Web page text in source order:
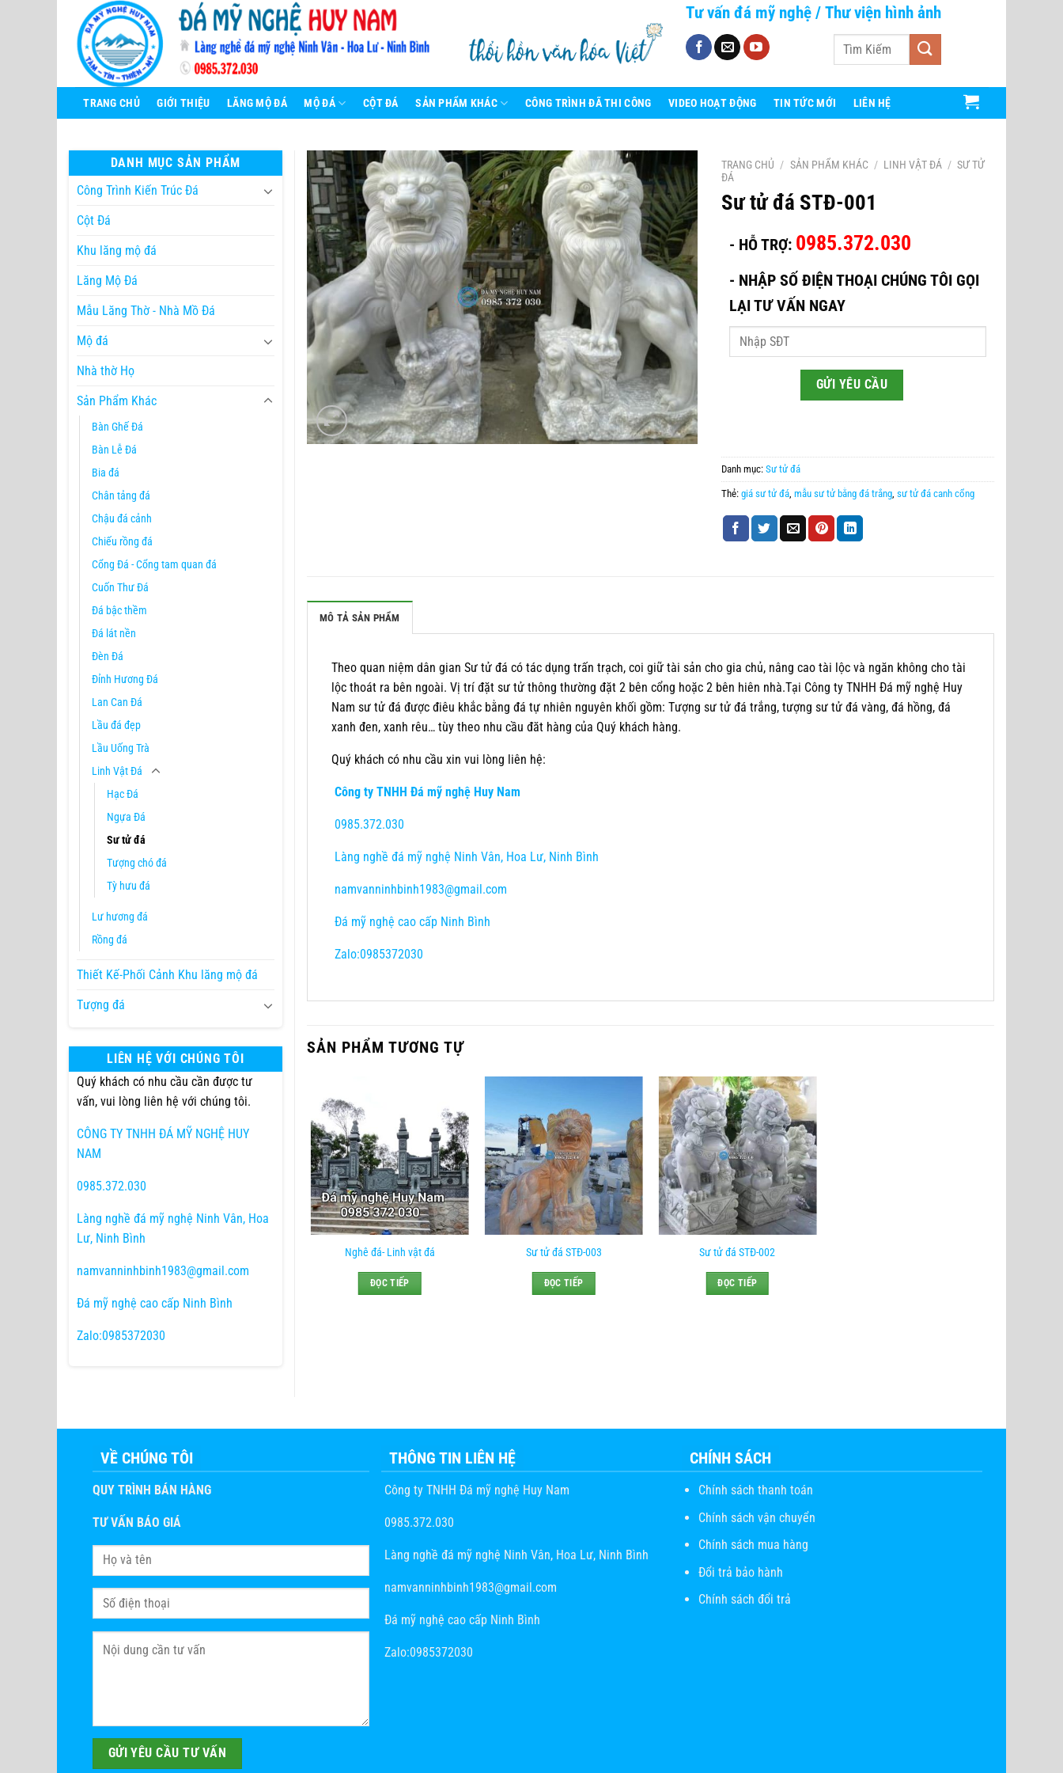
Tư vấn đá mỹ nghệ/ Thư viện hình ảnh
Tìm
TRANG CHỦ GIỚI THIỆU LĂNG MỘ ĐÁ MỘ ĐÁ CỘT ĐÁ SẢN PHẨM KHÁC CÔNG TRÌNH ĐÃ THI CÔNG VIDEO HOẠT ĐỘNG TIN TỨC MỚI LIÊN HỆ
DANH MỤC SẢN PHẨM
Công Trình Kiến Trúc Đá
Cột Đá
Khu lăng mộ đá
Lăng Mộ Đá
Mẫu Lăng Thờ - Nhà Mồ Đá
Mộ đá
Nhà thờ Họ
Sản Phẩm Khác
Bàn Ghế Đá
Bàn Lễ Đá
Bia đá
Chân tảng đá
Chậu đá cảnh
Chiếu rồng đá
Cổng Đá - Cổng tam quan đá
Cuốn Thư Đá
Đá bậc thềm
Đá lát nền
Đèn Đá
Đỉnh Hương Đá
Lan Can Đá
Lầu đá đẹp
Lầu Uống Trà
Linh Vật Đá
Hạc Đá
Ngựa Đá
Sư tử đá
Tượng chó đá
Tỳ hưu đá
Lư hương đá
Rồng đá
Thiết Kế-Phối Cảnh Khu lăng mộ đá
Tượng đá
LIÊN HỆ VỚI CHÚNG TÔI
Quý khách có nhu cầu cần được tư
vấn, vui lòng liên hệ với chúng tôi.
CÔNG TY TNHH ĐÁ MỸ NGHỆ HUY
NAM
0985.372.030
Làng nghề đá mỹ nghệ Ninh Vân, Hoa
Lư, Ninh Bình
namvanninhbinh1983@gmail.com
Đá mỹ nghệ cao cấp Ninh Bình
Zalo:0985372030
TRANG CHỦ / SẢN PHẨM KHÁC / LINH VẬT ĐÁ / SƯ TỬ
ĐÁ
Sư tử đá STĐ-001
- HỖ TRỢ: 0985.372.030
- NHẬP SỐ ĐIỆN THOẠI CHÚNG TÔI GỌI
LẠI TƯ VẤN NGAY
Danh mục:Sư tử đá
Thẻ:giá sư tử đá ,mẫu sư tử bằng đá trắng ,sư tử đá canh cổng
MÔ TẢ SẢN PHẨM
Theo quan niệm dân gian Sư tử đá có tác dụng trấn trạch, coi giữ tài sản cho gia chủ, nâng cao tài lộc và ngăn không cho tài
lộc thoát ra bên ngoài. Vị trí đặt sư tử thông thường đặt 2 bên cổng hoặc 2 bên hiên nhà.Tại Công ty TNHH Đá mỹ nghệ Huy
Nam sư tử đá được điêu khắc bằng đá tự nhiên nguyên khối gồm: Tượng sư tử đá trắng, tượng sư tử đá vàng, đá hồng, đá
xanh đen, xanh rêu… tùy theo nhu cầu đăt hàng của Quý khách hàng.
Quý khách có nhu cầu xin vui lòng liên hệ:
Công ty TNHH Đá mỹ nghệ Huy Nam
0985.372.030
Làng nghề đá mỹ nghệ Ninh Vân, Hoa Lư, Ninh Bình
namvanninhbinh1983@gmail.com
Đá mỹ nghệ cao cấp Ninh Bình
Zalo:0985372030
SẢN PHẨM TƯƠNG TỰ
Nghê đá- Linh vật đá
ĐỌC TIẾP
Sư tử đá STĐ-003
ĐỌC TIẾP
Sư tử đá STĐ-002
ĐỌC TIẾP
VỀ CHÚNG TÔI
QUY TRÌNH BÁN HÀNG
TƯ VẤN BÁO GIÁ
THÔNG TIN LIÊN HỆ
Công ty TNHH Đá mỹ nghệ Huy Nam
0985.372.030
Làng nghề đá mỹ nghệ Ninh Vân, Hoa Lư, Ninh Bình
namvanninhbinh1983@gmail.com
Đá mỹ nghệ cao cấp Ninh Bình
Zalo:0985372030
CHÍNH SÁCH
Chính sách thanh toán
Chính sách vận chuyển
Chính sách mua hàng
Đổi trả bảo hành
Chính sách đổi trả